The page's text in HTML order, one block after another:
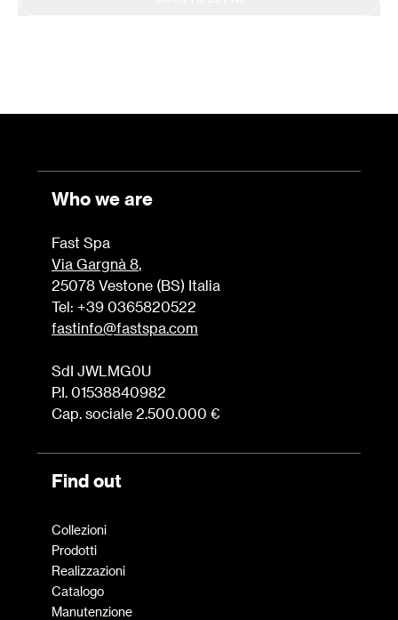
Who we are
Fast Spa
Via Gargnà 8,
25078 Vestone (BS) Italia
Tel: +39 0365820522
fastinfo@fastspa.com
SdI JWLMG0U
P.I. 01538840982
Cap. sociale 2.500.000 €
Find out
Collezioni
Prodotti
Realizzazioni
Catalogo
Manutenzione